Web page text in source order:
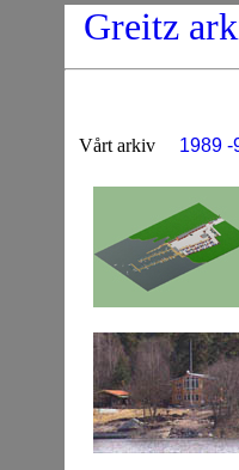
Greitz
Vårt arkiv 1989 -